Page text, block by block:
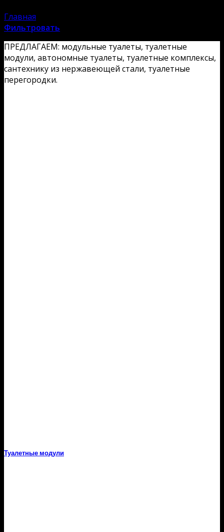
Главная
Фильтровать
ПРЕДЛАГАЕМ: модульные туалеты, туалетные
модули, автономные туалеты, туалетные комплексы,
сантехнику из нержавеющей стали, туалетные
перегородки.
Туалетные модули